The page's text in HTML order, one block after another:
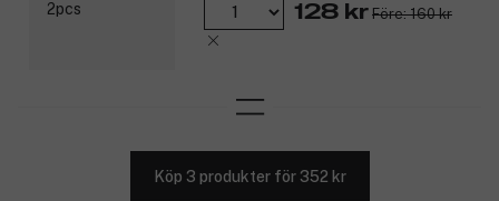
128 kr Före: 160 kr
Köp 3 produkter för 352 kr